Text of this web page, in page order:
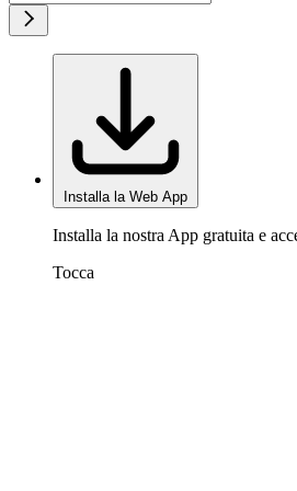
Installa la Web App
Installa la nostra App gratuita e
Tocca